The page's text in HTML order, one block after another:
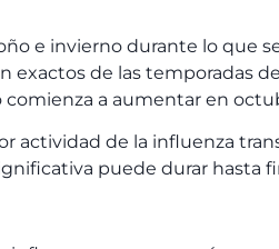
e invierno durante lo que
exactos de las temporadas
a aumentar en
actividad de la influenza
puede durar hasta